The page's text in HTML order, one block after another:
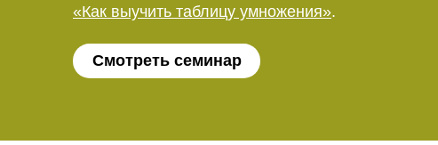
«Как выучить таблицу умножения».
Смотреть семинар